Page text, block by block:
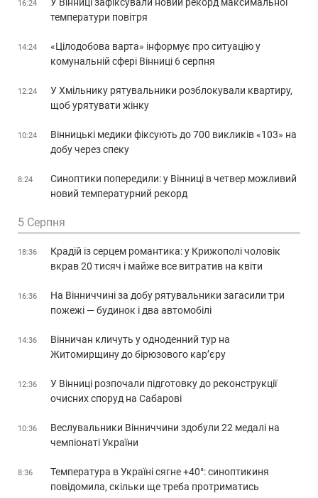
16:24
температури повітря
14:24
«Цілодобова варта» інформує про ситуацію у
комунальній сфері Вінниці 6 серпня
12:24
У Хмільнику рятувальники розблокували квартиру,
щоб урятувати жінку
10:24
Вінницькі медики фіксують до 700 викликів «103» на
добу через спеку
8:24
Синоптики попередили: у Вінниці в четвер можливий
новий температурний рекорд
5 Серпня
18:36
Крадій із серцем романтика: у Крижополі чоловік
вкрав 20 тисяч і майже все витратив на квіти
16:36
На Вінниччині за добу рятувальники загасили три
пожежі — будинок і два автомобілі
14:36
Вінничан кличуть у одноденний тур на
Житомирщину до бірюзового кар’єру
12:36
У Вінниці розпочали підготовку до реконструкції
очисних споруд на Сабарові
10:36
Веслувальники Вінниччини здобули 22 медалі на
чемпіонаті України
8:36
Температура в Україні сягне +40°: синоптикиня
повідомила, скільки ще треба протриматись